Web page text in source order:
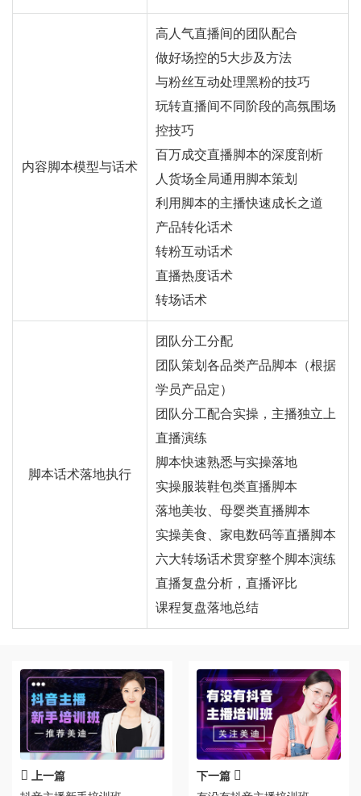
内容脚本模型与话术
高人气直播间的团队配合
做好场控的5大步及方法
与粉丝互动处理黑粉的技巧
玩转直播间不同阶段的高氛围场
控技巧
百万成交直播脚本的深度剖析
人货场全局通用脚本策划
利用脚本的主播快速成长之道
产品转化话术
转粉互动话术
直播热度话术
转场话术
脚本话术落地执行
团队分工分配
团队策划各品类产品脚本（根据
学员产品定）
团队分工配合实操，主播独立上
直播演练
脚本快速熟悉与实操落地
实操服装鞋包类直播脚本
落地美妆、母婴类直播脚本
实操美食、家电数码等直播脚本
六大转场话术贯穿整个脚本演练
直播复盘分析，直播评比
课程复盘落地总结
上一篇
下一篇